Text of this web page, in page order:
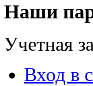
Наши
Учетная
Вход в